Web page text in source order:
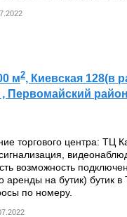
м2, Киевская 128(в
Первомайский
торгового центра: ТЦ
возможность
на бутик) бутик в
по номеру.